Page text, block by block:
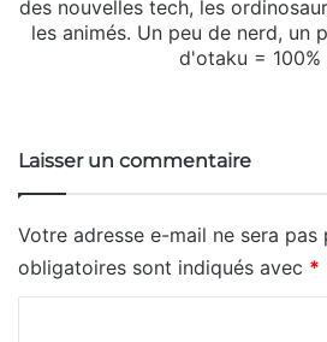
des nouvelles tech, les
les animés. Un peu de nerd, un
d'otaku = 100%
Laisser un commentaire
Votre adresse e-mail ne sera pas
obligatoires sont indiqués avec *